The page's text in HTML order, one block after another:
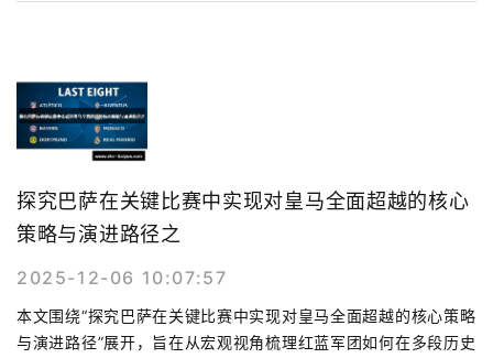
探究巴萨在关键比赛中实现对皇马全面超越的核心
策略与演进路径之
2025-12-06 10:07:57
本文围绕“探究巴萨在关键比赛中实现对皇马全面超越的核心策略
与演进路径”展开，旨在从宏观视角梳理红蓝军团如何在多段历史